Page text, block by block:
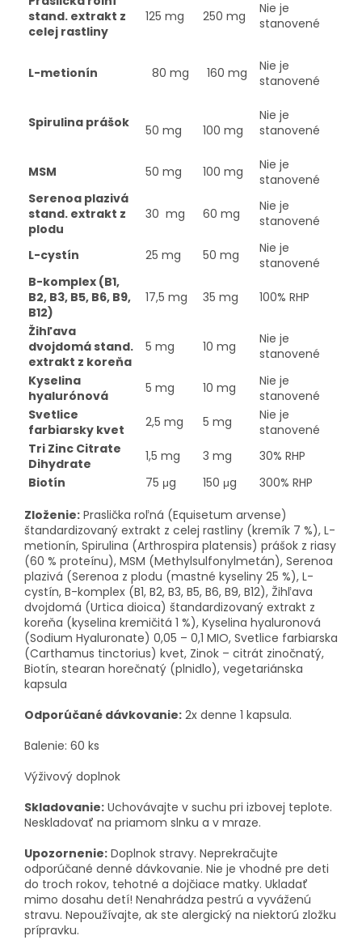
stand. extrakt z
celej rastliny
125 mg 250 mg
Nie je
stanovené
L-metionín 80 mg 160 mg
Nie je
stanovené
Spirulina prášok 50 mg 100 mg
Nie je
stanovené
MSM 50 mg 100 mg
Nie je
stanovené
Serenoa plazivá
stand. extrakt z
plodu
30 mg 60 mg
Nie je
stanovené
L-cystín 25 mg 50 mg
Nie je
stanovené
B-komplex (B1,
B2, B3, B5, B6, B9,
B12)
17,5 mg 35 mg 100% RHP
Žihľava
dvojdomá stand.
extrakt z koreňa
5 mg 10 mg
Nie je
stanovené
Kyselina
hyalurónová
5 mg 10 mg
Nie je
stanovené
Svetlice
farbiarsky kvet
2,5 mg 5 mg
Nie je
stanovené
Tri Zinc Citrate
Dihydrate
1,5 mg 3 mg
30% RHP
Biotín
75 μg 150 μg
300% RHP
Zloženie: Praslička roľná (Equisetum arvense)
štandardizovaný extrakt z celej rastliny (kremík 7 %), L-
metionín, Spirulina (Arthrospira platensis) prášok z riasy
(60 % proteínu), MSM (Methylsulfonylmetán), Serenoa
plazivá (Serenoa z plodu (mastné kyseliny 25 %), L-
cystín, B-komplex (B1, B2, B3, B5, B6, B9, B12), Žihľava
dvojdomá (Urtica dioica) štandardizovaný extrakt z
koreňa (kyselina kremičitá 1 %), Kyselina hyaluronová
(Sodium Hyaluronate) 0,05 – 0,1 MIO, Svetlice farbiarska
(Carthamus tinctorius) kvet, Zinok – citrát zinočnatý,
Biotín, stearan horečnatý (plnidlo), vegetariánska
kapsula
Odporúčané dávkovanie: 2x denne 1 kapsula.
Balenie: 60 ks
Výživový doplnok
Skladovanie: Uchovávajte v suchu pri izbovej teplote.
Neskladovať na priamom slnku a v mraze.
Upozornenie: Doplnok stravy. Neprekračujte
odporúčané denné dávkovanie. Nie je vhodné pre deti
do troch rokov, tehotné a dojčiace matky. Ukladať
mimo dosahu detí! Nenahrádza pestrú a vyváženú
stravu. Nepoužívajte, ak ste alergický na niektorú zložku
prípravku.